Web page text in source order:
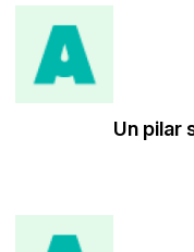
Un pilar